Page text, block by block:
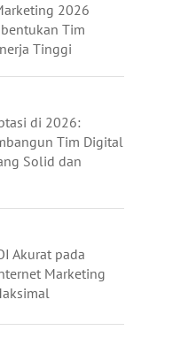
2026
Tim
Tinggi
di 2026:
Tim Digital
Solid dan
Akurat pada
Marketing